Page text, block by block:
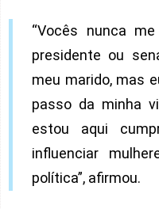
“Vocês nunca
presidente ou
meu marido, mas
passo da minha
estou aqui
influenciar
política”, afirmou.